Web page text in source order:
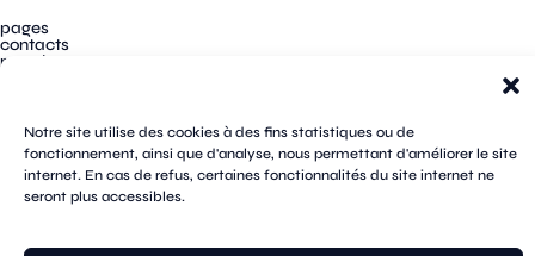
Notre site utilise des cookies à des fins statistiques ou de
fonctionnement, ainsi que d'analyse, nous permettant d'améliorer le site
internet. En cas de refus, certaines fonctionnalités du site internet ne
seront plus accessibles.
pages
contacts
newsletters
confidentialité
accessibilité